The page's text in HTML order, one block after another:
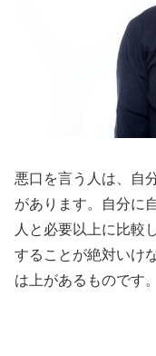
悪口を言う人は、自
があります。自分に
人と必要以上に比較
することが絶対いけ
は上があるものです。